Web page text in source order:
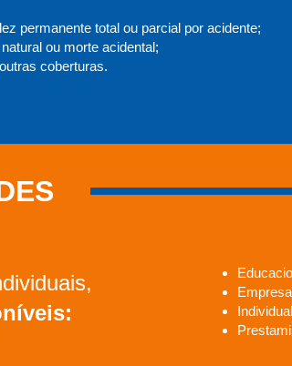
permanente total ou parcial por acidente;
ou morte acidental;
coberturas.